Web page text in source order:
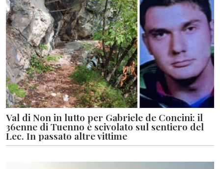
Val di Non in lutto per Gabriele de Concini: il
36enne di Tuenno è scivolato sul sentiero del
Lec. In passato altre vittime